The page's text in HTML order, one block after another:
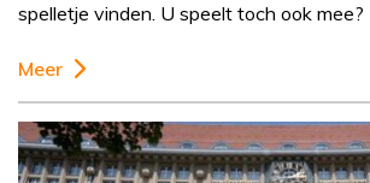
spelletje vinden. U speelt toch ook
Meer